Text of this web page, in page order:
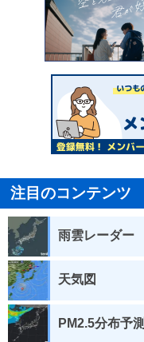
注目のコンテンツ
雨雲レーダー
天気図
PM2.5分布予測